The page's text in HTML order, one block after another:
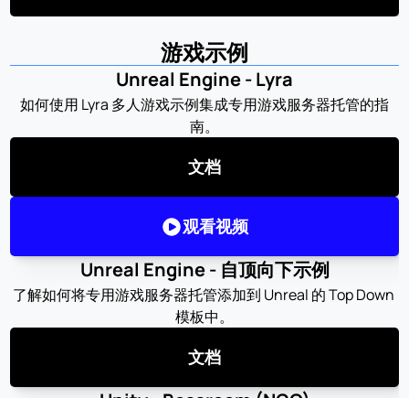
游戏示例
Unreal Engine - Lyra
如何使用 Lyra 多人游戏示例集成专用游戏服务器托管的指
南。
文档
观看视频
Unreal Engine - 自顶向下示例
了解如何将专用游戏服务器托管添加到 Unreal 的 Top Down
模板中。
文档